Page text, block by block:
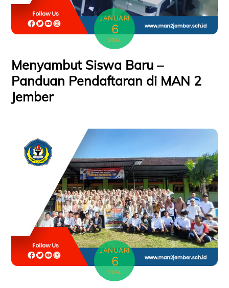
JANUARI
6
2024
Menyambut Siswa Baru –
Panduan Pendaftaran di MAN 2
Jember
JANUARI
6
2024